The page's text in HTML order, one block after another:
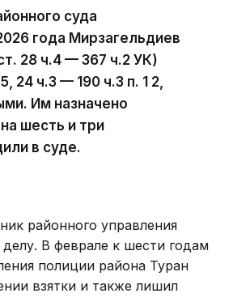
суда
года Мирзагельдиев
28 ч.4 — 367 ч.2 УК)
24 ч.3 — 190 ч.3 п. 1 2,
Им назначено
шесть и три
в суде.
районного управления
В феврале к шести годам
полиции района Туран
взятки и также лишил